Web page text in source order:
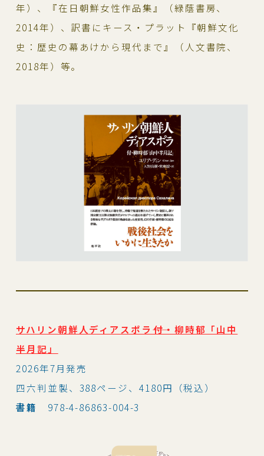
年）、『在日朝鮮女性作品集』（緑蔭書房、
2014年）、訳書にキース・プラット『朝鮮文化
史：歴史の幕あけから現代まで』（人文書院、
2018年）等。
サハリン朝鮮人ディアスポラ――付・柳時郁「山中
半月記」
2026年7月発売
四六判並製、388ページ、4180円（税込）
書籍
978-4-86863-004-3